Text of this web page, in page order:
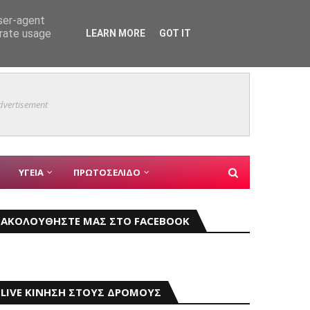
ΚΥΡΙΑ ΘΕΜΑΤΑ
ΥΓΕΙΑ ΠΡΩΤΟΣΕΛΙΔΟ
ΑΚΟΛΟΥΘΗΣΤΕ ΜΑΣ ΣΤΟ FACEBOOK
LIVE ΚΙΝΗΣΗ ΣΤΟΥΣ ΔΡΟΜΟΥΣ
agent
usage
LEARN MORE GOT IT